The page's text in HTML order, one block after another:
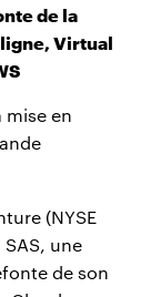
de la
Virtual
mise en
(NYSE
une
de son